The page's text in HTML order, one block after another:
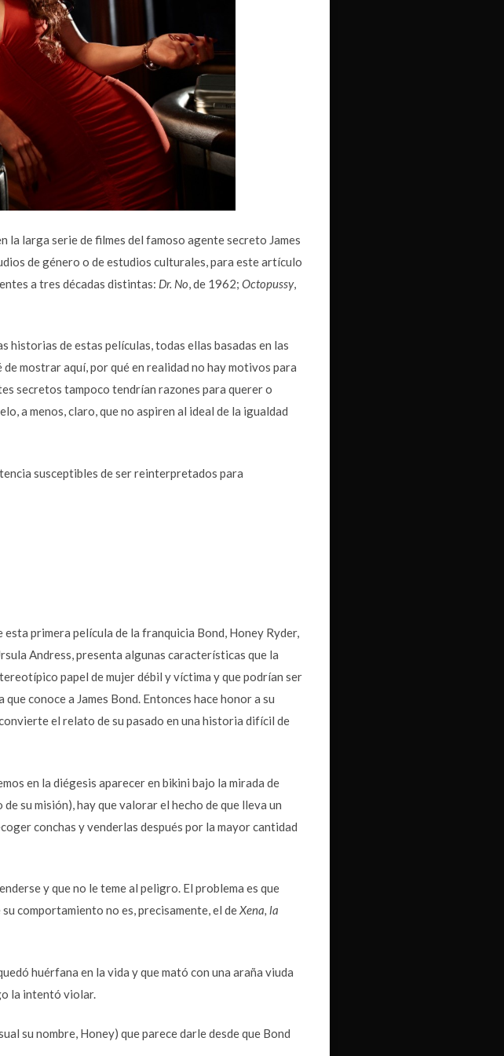
la larga serie de filmes del famoso agente secreto James
de género o de estudios culturales, para este artículo
a tres décadas distintas: Dr. No , de 1962; Octopussy,
historias de estas películas, todas ellas basadas en las
mostrar aquí, por qué en realidad no hay motivos para
secretos tampoco tendrían razones para querer o
a menos, claro, que no aspiren al ideal de la igualdad
susceptibles de ser reinterpretados para
esta primera película de la franquicia Bond, Honey Ryder,
Andress, presenta algunas características que la
papel de mujer débil y víctima y que podrían ser
conoce a James Bond. Entonces hace honor a su
el relato de su pasado en una historia difícil de
en la diégesis aparecer en bikini bajo la mirada de
su misión), hay que valorar el hecho de que lleva un
conchas y venderlas después por la mayor cantidad
y que no le teme al peligro. El problema es que
comportamiento no es, precisamente, el deXena, la
huérfana en la vida y que mató con una araña viuda
la intentó violar.
su nombre, Honey) que parece darle desde que Bond